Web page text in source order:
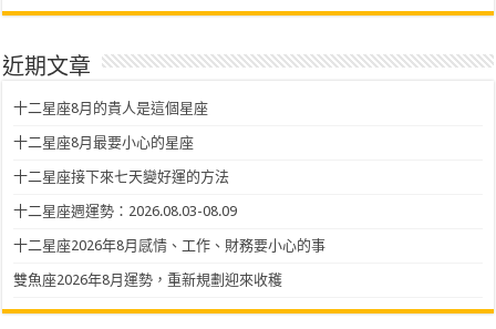
近期文章
十二星座8月的貴人是這個星座
十二星座8月最要小心的星座
十二星座接下來七天變好運的方法
十二星座週運勢：2026.08.03-08.09
十二星座2026年8月感情、工作、財務要小心的事
雙魚座2026年8月運勢，重新規劃迎來收穫